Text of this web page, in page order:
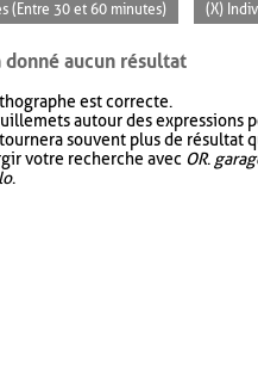
(Entre 30 et 60 minutes) (X)
aucun résultat
est correcte.
autour des expressions
souvent plus de résultat
votre recherche avec OR.
.